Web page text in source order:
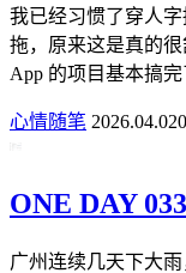
我已经习惯了穿人
拖，原来这是真的
App 的项目基本搞完
心情随笔 2026.04.020
ONE DAY
广州连续几天下大